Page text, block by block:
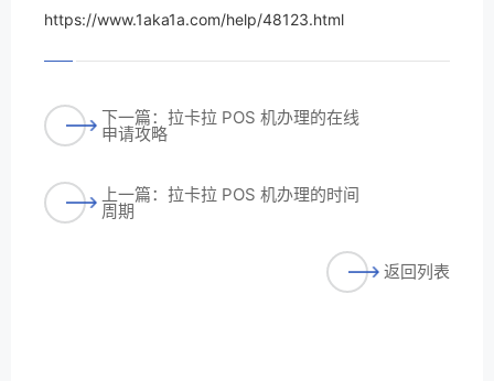
https://www.1aka1a.com/help/48123.html
下一篇：拉卡拉 POS 机办理的在线
申请攻略
上一篇：拉卡拉 POS 机办理的时间
周期
返回列表